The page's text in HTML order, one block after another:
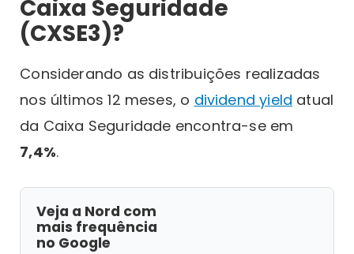
Caixa Seguridade
(CXSE3)?
Considerando as distribuições realizadas
nos últimos 12 meses, o dividend yield atual
da Caixa Seguridade encontra-se em
7,4%.
Veja a Nord com
mais frequência
no Google